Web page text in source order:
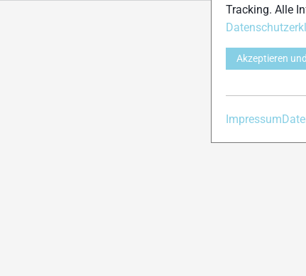
Tracking. Alle
Akzeptieren
Impressum